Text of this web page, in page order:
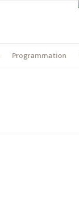
Programmation